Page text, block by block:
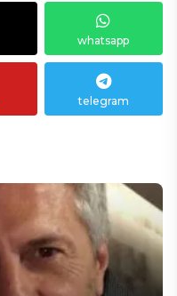
whatsapp
telegram